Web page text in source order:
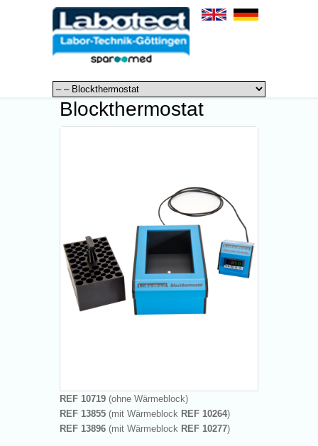
Blockthermostat
REF 10719 (ohne Wärmeblock)
REF 13855 (mit Wärmeblock REF 10264)
REF 13896 (mit Wärmeblock REF 10277)